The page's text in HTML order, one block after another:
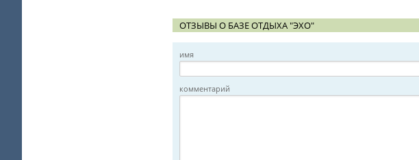
ОТЗЫВЫ О БАЗЕ ОТДЫХА "ЭХО"
имя
комментарий